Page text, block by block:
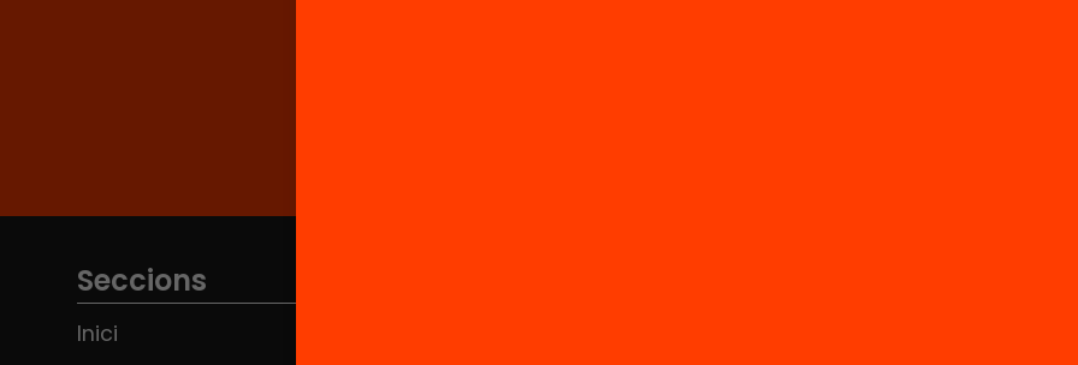
Seccions
Inici